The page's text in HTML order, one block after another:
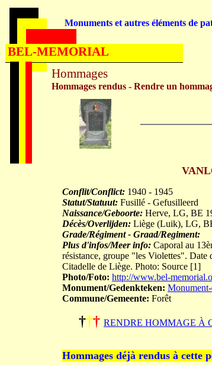
Conflit/Conflict: 1940 - 1945
Statut/Statuut: Fusillé - Gefusilleerd
Naissance/Geboorte: Herve, LG, BE
Décès/Overlijden: Liège (Luik), LG,
Grade/Régiment - Graad/Regiment:
Plus d'infos/Meer info: Caporal au
résistance, groupe "les Violettes".
Citadelle de Liège. Photo: Source [1]
Photo/Foto: http://www.bel-
Monument/Gedenkteken:
Commune/Gemeente: Forêt
††† RENDRE HOMMAGE À
Hommages déjà rendus à cette
Hommages
Hommages rendus - Rendre un
Monuments et autres éléments de
BEL-MEMORIAL